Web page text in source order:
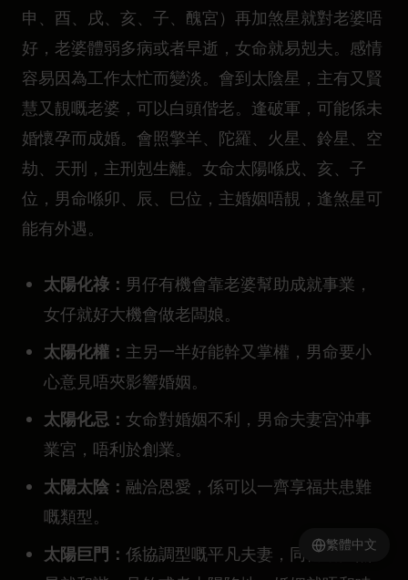
申、酉、戌、亥、子、醜宮）再加煞星就對老婆唔
好，老婆體弱多病或者早逝，女命就易剋夫。感情
容易因為工作太忙而變淡。會到太陰星，主有又賢
慧又靚嘅老婆，可以白頭偕老。逢破軍，可能係未
婚懷孕而成婚。會照擎羊、陀羅、火星、鈴星、空
劫、天刑，主刑剋生離。女命太陽喺戌、亥、子
位，男命喺卯、辰、巳位，主婚姻唔靚，逢煞星可
能有外遇。
太陽化祿： 男仔有機會靠老婆幫助成就事業，
女仔就好大機會做老闆娘。
太陽化權： 主另一半好能幹又掌權，男命要小
心意見唔夾影響婚姻。
太陽化忌： 女命對婚姻不利，男命夫妻宮沖事
業宮，唔利於創業。
太陽太陰： 融洽恩愛，係可以一齊享福共患難
嘅類型。
太陽巨門： 係協調型嘅平凡夫妻，同宮唔見煞
繁體中文